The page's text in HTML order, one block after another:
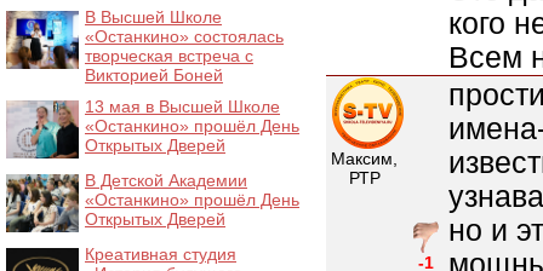
кого
Всем
Максим,
РТР
-1
но и
В Высшей Школе
«Останкино» состоялась
творческая встреча с
Викторией Боней
13 мая в Высшей Школе
«Останкино» прошёл День
Открытых Дверей
В Детской Академии
«Останкино» прошёл День
Открытых Дверей
Креативная студия